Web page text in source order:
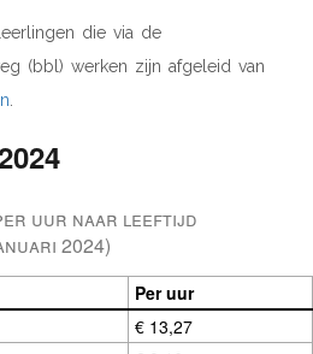
die via de
(bbl) werken zijn afgeleid van
per uur naar leeftijd
2024)
Per uur
€ 13,27